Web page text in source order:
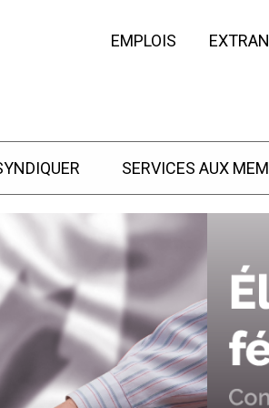
EMPLOIS
SERVICES AUX